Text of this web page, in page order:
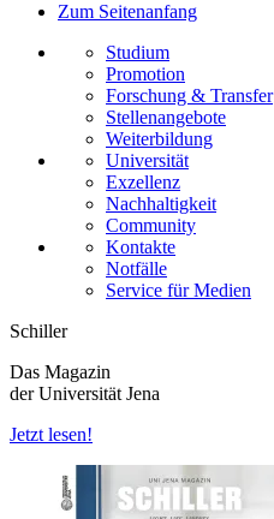
Zum Seitenanfang
Studium
Promotion
Forschung & Transfer
Stellenangebote
Weiterbildung
Universität
Exzellenz
Nachhaltigkeit
Community
Kontakte
Notfälle
Service für Medien
Schiller
Das Magazin
der Universität Jena
Jetzt lesen!